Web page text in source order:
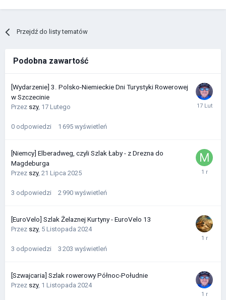
Przejdź do listy tematów
Podobna zawartość
[Wydarzenie] 3. Polsko-Niemieckie Dni Turystyki Rowerowej
w Szczecinie
Przez szy, 17 Lutego
0 odpowiedzi 1 695 wyświetleń
[Niemcy] Elberadweg, czyli Szlak Łaby - z Drezna do
Magdeburga
Przez szy, 21 Lipca 2025
3 odpowiedzi 2 990 wyświetleń
[EuroVelo] Szlak Żelaznej Kurtyny - EuroVelo 13
Przez szy, 5 Listopada 2024
3 odpowiedzi 3 203 wyświetleń
[Szwajcaria] Szlak rowerowy Północ-Południe
Przez szy, 1 Listopada 2024